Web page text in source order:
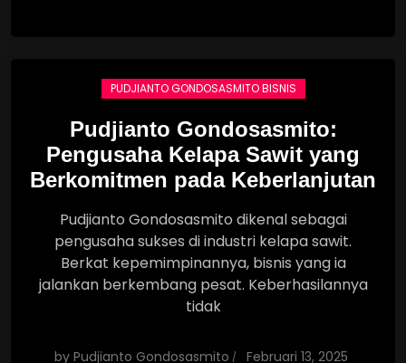
PUDJIANTO GONDOSASMITO BISNIS
Pudjianto Gondosasmito:
Pengusaha Kelapa Sawit yang
Berkomitmen pada Keberlanjutan
Pudjianto Gondosasmito dikenal sebagai
pengusaha sukses di industri kelapa sawit.
Berkat kepemimpinannya, bisnis yang ia
jalankan berkembang pesat. Keberhasilannya
tidak
by Pudjianto Gondosasmito Februari 13, 2025